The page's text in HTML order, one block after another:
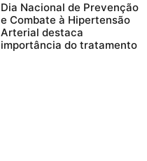
Dia Nacional de Prevenção
e Combate à Hipertensão
Arterial destaca
importância do tratamento